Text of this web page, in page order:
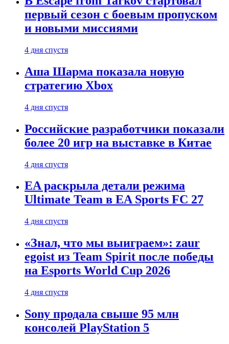
первый сезон с боевым пропуском
и новыми миссиями
4 дня спустя
Аша Шарма показала новую
стратегию Xbox
4 дня спустя
Российские разработчики показали
более 20 игр на выставке в Китае
4 дня спустя
EA раскрыла детали режима
Ultimate Team в EA Sports FC 27
4 дня спустя
«Знал, что мы выиграем»: zaur
egoist из Team Spirit после победы
на Esports World Cup 2026
4 дня спустя
Sony продала свыше 95 млн
консолей PlayStation 5